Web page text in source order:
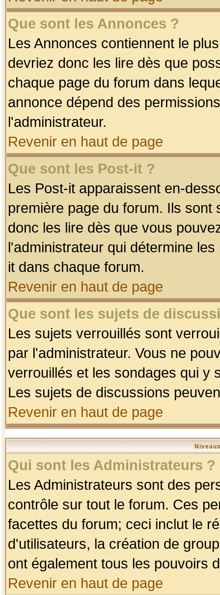
Que sont les Annonces ?
Les Annonces contiennent le
devriez donc les lire dès que
chaque page du forum dans
annonce dépend des
l'administrateur.
Revenir en haut de page
Que sont les Post-it ?
Les Post-it apparaissent en-
première page du forum. Ils
donc les lire dès que vous
l'administrateur qui détermine
it dans chaque forum.
Revenir en haut de page
Que sont les sujets de
Les sujets verrouillés sont
par l'administrateur. Vous ne
verrouillés et les sondages qui y
Les sujets de discussions
Revenir en haut de page
Qui sont les Administrateurs ?
Les Administrateurs sont des
contrôle sur tout le forum. Ces
facettes du forum; ceci inclut le
d'utilisateurs, la création de
ont également tous les pouvoirs
Revenir en haut de page